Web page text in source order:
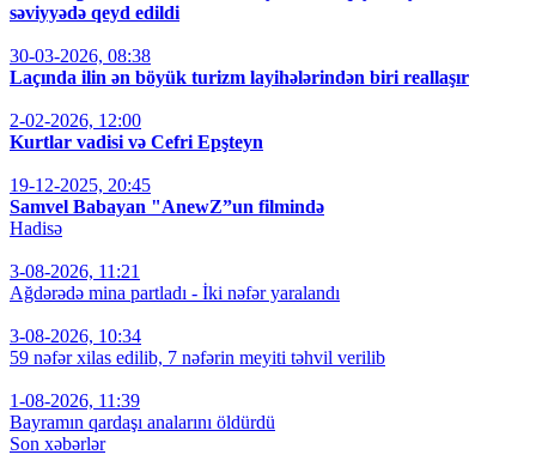
səviyyədə qeyd edildi
30-03-2026, 08:38
Laçında ilin ən böyük turizm layihələrindən biri reallaşır
2-02-2026, 12:00
Kurtlar vadisi və Cefri Epşteyn
19-12-2025, 20:45
Samvel Babayan "AnewZ”un filmində
Hadisə
3-08-2026, 11:21
Ağdərədə mina partladı - İki nəfər yaralandı
3-08-2026, 10:34
59 nəfər xilas edilib, 7 nəfərin meyiti təhvil verilib
1-08-2026, 11:39
Bayramın qardaşı analarını öldürdü
Son xəbərlər